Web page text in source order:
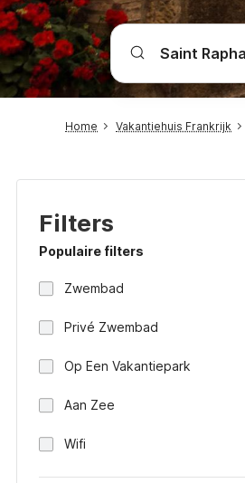
Home Vakantiehuis Frankrijk
Filters
Populaire filters
Zwembad
Privé Zwembad
Op Een Vakantiepark
Aan Zee
Wifi